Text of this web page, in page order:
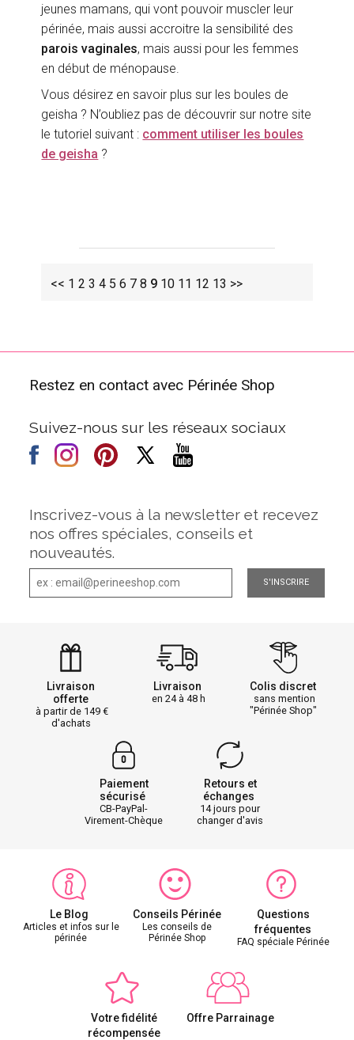
jeunes mamans, qui vont pouvoir muscler leur
périnée, mais aussi accroitre la sensibilité des
parois vaginales, mais aussi pour les femmes
en début de ménopause.
Vous désirez en savoir plus sur les boules de
geisha ? N’oubliez pas de découvrir sur notre site
le tutoriel suivant : comment utiliser les boules
de geisha ?
<< 1 2 3 4 5 6 7 8 9 10 11 12 13 >>
Restez en contact avec Périnée Shop
Suivez-nous sur les réseaux sociaux
Inscrivez-vous à la newsletter et recevez
nos offres spéciales, conseils et
nouveautés.
S'INSCRIRE
Livraison
offerte
à partir de 149
d'achats
Livraison
en 24 à 48 h
Colis discret
sans mention
"Périnée Shop"
Paiement
sécurisé
CB-PayPal-
Virement-Chèque
Retours et
échanges
14 jours pour
changer d'avis
Le Blog
Articles et infos sur le
périnée
Conseils Périnée
Les conseils de
Périnée Shop
Questions
fréquentes
FAQ spéciale Périnée
Votre fidélité
récompensée
Offre Parrainage